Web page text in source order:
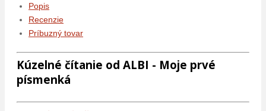
Popis
Recenzie
Príbuzný tovar
Kúzelné čítanie od ALBI - Moje prvé
písmenká